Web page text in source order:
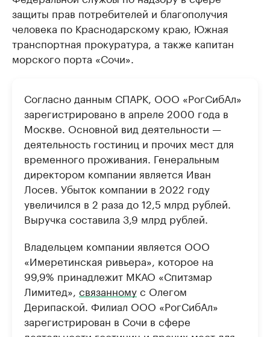
защиты прав потребителей и благополучия
человека по Краснодарскому краю, Южная
транспортная прокуратура, а также капитан
морского порта «Сочи».
Согласно данным СПАРК, ООО «РогСибАл»
зарегистрировано в апреле 2000 года в
Москве. Основной вид деятельности —
деятельность гостиниц и прочих мест для
временного проживания. Генеральным
директором компании является Иван
Лосев. Убыток компании в 2022 году
увеличился в 2 раза до 12,5 млрд рублей.
Выручка составила 3,9 млрд рублей.
Владельцем компании является ООО
«Имеретинская ривьера», которое на
99,9% принадлежит МКАО «Спитзмар
Лимитед», связанномус Олегом
Дерипаской. Филиал ООО «РогСибАл»
зарегистрирован в Сочи в сфере